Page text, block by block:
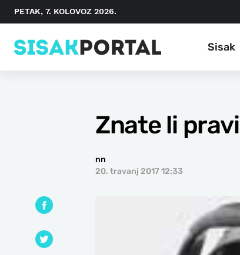
PETAK, 7. KOLOVOZ 2026.
Sisak
Znate li
nn
20. travanj 2017 12:33